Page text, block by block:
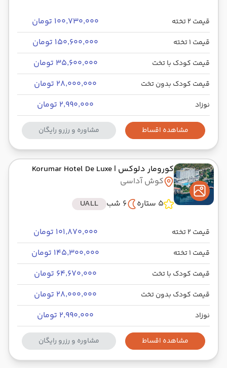
قیمت 2 تخته ۱۰۰٬۷۳۰٬۰۰۰ تومان
قیمت 1 تخته ۱۵۰٬۶۰۰٬۰۰۰ تومان
قیمت کودک با تخت ۳۵٬۶۰۰٬۰۰۰ تومان
قیمت کودک بدون تخت ۲۸٬۰۰۰٬۰۰۰ تومان
نوزاد ۲٬۹۹۰٬۰۰۰ تومان
مشاهده اقساط مشاوره و رزرو رایگان
کورومار دلوکس | Korumar Hotel De Luxe
کوش آداسی
5 ستاره
6 شب UALL
قیمت 2 تخته ۱۰۱٬۸۷۰٬۰۰۰ تومان
قیمت 1 تخته ۱۴۵٬۳۰۰٬۰۰۰ تومان
قیمت کودک با تخت ۶۴٬۶۷۰٬۰۰۰ تومان
قیمت کودک بدون تخت ۲۸٬۰۰۰٬۰۰۰ تومان
نوزاد ۲٬۹۹۰٬۰۰۰ تومان
مشاهده اقساط مشاوره و رزرو رایگان